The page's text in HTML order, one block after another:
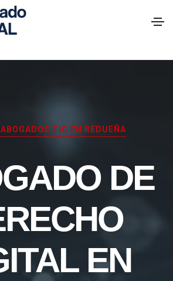
TIC EN REDUEÑA
DE
EN